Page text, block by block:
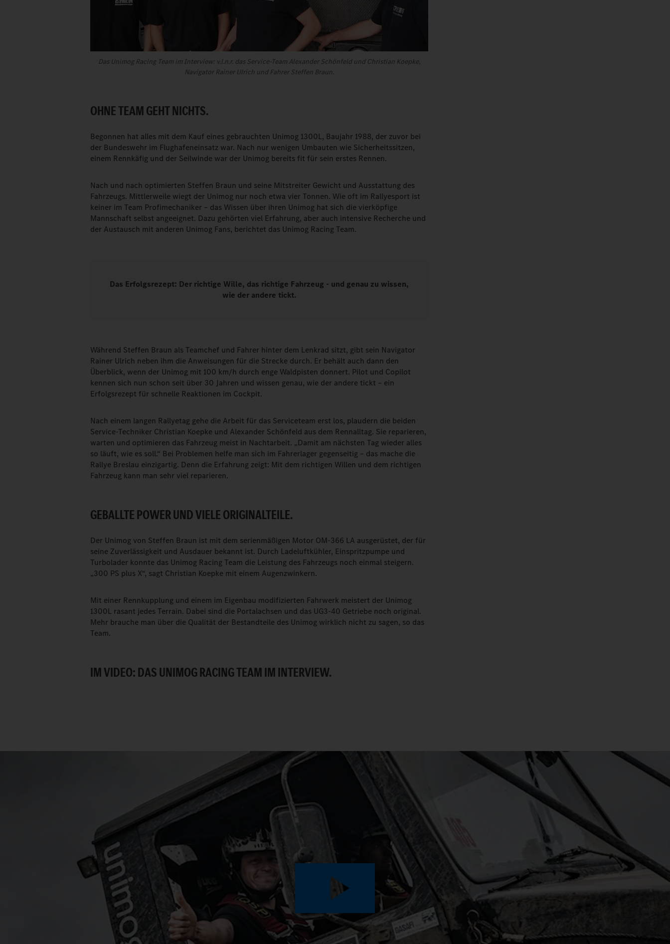
Das Unimog Racing Team im Interview: v.l.n.r. das Service-Team Alexander Schönfeld und Christian Koepke,
Navigator Rainer Ulrich und Fahrer Steffen Braun.
OHNE TEAM GEHT NICHTS.
Begonnen hat alles mit dem Kauf eines gebrauchten Unimog 1300L, Baujahr 1988, der zuvor bei
der Bundeswehr im Flughafeneinsatz war. Nach nur wenigen Umbauten wie Sicherheitssitzen,
einem Rennkäfig und der Seilwinde war der Unimog bereits fit für sein erstes Rennen.
Nach und nach optimierten Steffen Braun und seine Mitstreiter Gewicht und Ausstattung des
Fahrzeugs. Mittlerweile wiegt der Unimog nur noch etwa vier Tonnen. Wie oft im Rallyesport ist
keiner im Team Profimechaniker – das Wissen über ihren Unimog hat sich die vierköpfige
Mannschaft selbst angeeignet. Dazu gehörten viel Erfahrung, aber auch intensive Recherche und
der Austausch mit anderen Unimog Fans, berichtet das Unimog Racing Team.
Das Erfolgsrezept: Der richtige Wille, das richtige Fahrzeug - und genau zu wissen,
wie der andere tickt.
Während Steffen Braun als Teamchef und Fahrer hinter dem Lenkrad sitzt, gibt sein Navigator
Rainer Ulrich neben ihm die Anweisungen für die Strecke durch. Er behält auch dann den
Überblick, wenn der Unimog mit 100 km/h durch enge Waldpisten donnert. Pilot und Copilot
kennen sich nun schon seit über 30 Jahren und wissen genau, wie der andere tickt – ein
Erfolgsrezept für schnelle Reaktionen im Cockpit.
Nach einem langen Rallyetag gehe die Arbeit für das Serviceteam erst los, plaudern die beiden
Service-Techniker Christian Koepke und Alexander Schönfeld aus dem Rennalltag. Sie reparieren,
warten und optimieren das Fahrzeug meist in Nachtarbeit. „Damit am nächsten Tag wieder alles
so läuft, wie es soll.“ Bei Problemen helfe man sich im Fahrerlager gegenseitig – das mache die
Rallye Breslau einzigartig. Denn die Erfahrung zeigt: Mit dem richtigen Willen und dem richtigen
Fahrzeug kann man sehr viel reparieren.
GEBALLTE POWER UND VIELE ORIGINALTEILE.
Der Unimog von Steffen Braun ist mit dem serienmäßigen Motor OM-366 LA ausgerüstet, der für
seine Zuverlässigkeit und Ausdauer bekannt ist. Durch Ladeluftkühler, Einspritzpumpe und
Turbolader konnte das Unimog Racing Team die Leistung des Fahrzeugs noch einmal steigern.
„300 PS plus X“, sagt Christian Koepke mit einem Augenzwinkern.
Mit einer Rennkupplung und einem im Eigenbau modifizierten Fahrwerk meistert der Unimog
1300L rasant jedes Terrain. Dabei sind die Portalachsen und das UG3-40 Getriebe noch original.
Mehr brauche man über die Qualität der Bestandteile des Unimog wirklich nicht zu sagen, so das
Team.
IM VIDEO: DAS UNIMOG RACING TEAM IM INTERVIEW.
Play
Video